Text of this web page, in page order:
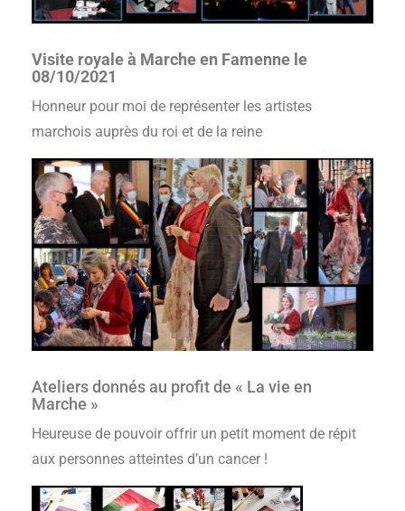
Visite royale à Marche en Famenne le
08/10/2021
Honneur pour moi de représenter les artistes
marchois auprès du roi et de la reine
Ateliers donnés au profit de « La vie en
Marche »
Heureuse de pouvoir offrir un petit moment de répit
aux personnes atteintes d’un cancer !